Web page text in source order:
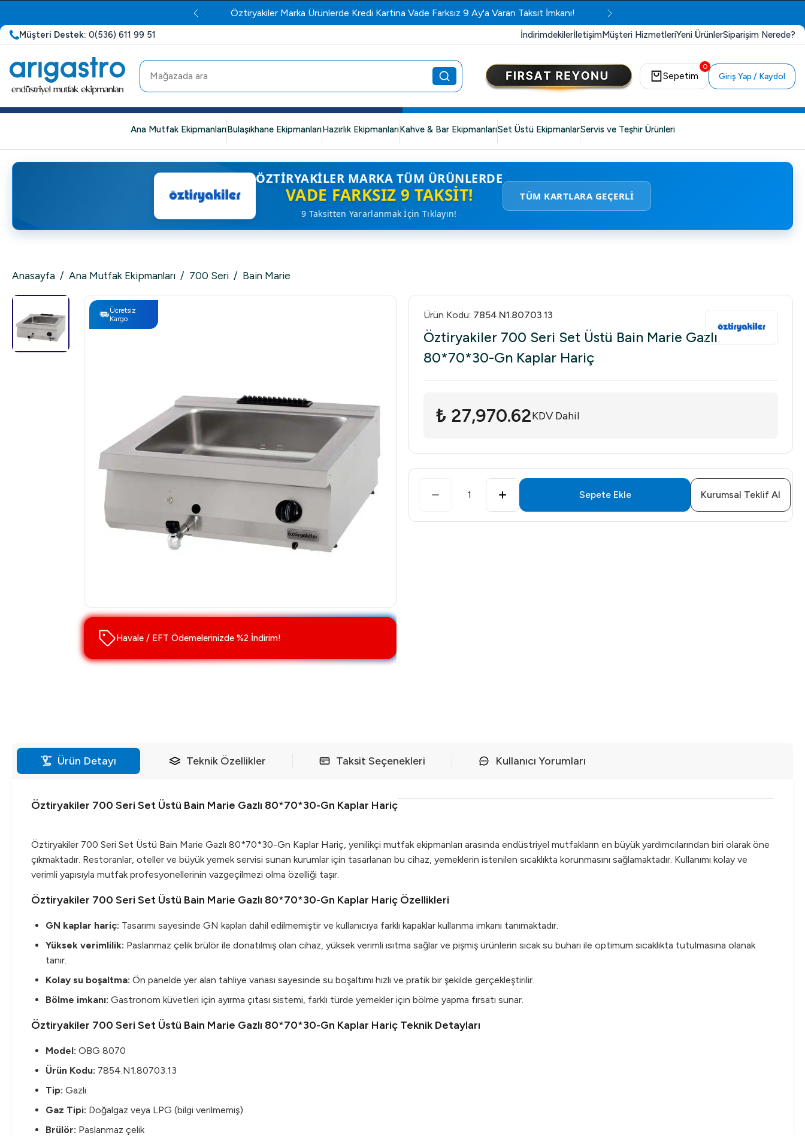
Öztiryakiler Marka Ürünlerde Kredi Kartına Vade Farksız 9 Ay'a Varan Taksit İmkanı!
Müşteri Destek: 0(536) 611 99 51 İndirimdekilerİletişimMüşteri HizmetleriYeni ÜrünlerSiparişim Nerede?
0
Sepetim Giriş Yap / Kaydol
Ana Mutfak EkipmanlarıBulaşıkhane EkipmanlarıHazırlık EkipmanlarıKahve & Bar EkipmanlarıSet Üstü EkipmanlarServis ve Teşhir Ürünleri
ÖZTIRYAKILER MARKA TÜM ÜRÜNLERDE
VADE FARKSIZ 9 TAKSIT!
9 Taksitten Yararlanmak İçin Tıklayın!
TÜM KARTLARA GEÇERLİ
Anasayfa / Ana Mutfak Ekipmanları / 700 Seri / Bain Marie
Ücretsiz
Kargo
Havale / EFT Ödemelerinizde %2 İndirim!
Ürün Kodu: 7854.N1.80703.13
Öztiryakiler 700 Seri Set Üstü Bain Marie Gazlı
80*70*30-Gn Kaplar Hariç
₺ 27,970.62KDV Dahil
1 Sepete Ekle Kurumsal Teklif Al
Ürün Detayı Teknik Özellikler Taksit Seçenekleri Kullanıcı Yorumları
Öztiryakiler 700 Seri Set Üstü Bain Marie Gazlı 80*70*30-Gn Kaplar Hariç
Öztiryakiler 700 Seri Set Üstü Bain Marie Gazlı 80*70*30-Gn Kaplar Hariç, yenilikçi mutfak ekipmanları arasında endüstriyel mutfakların en büyük yardımcılarından biri olarak öne
çıkmaktadır. Restoranlar, oteller ve büyük yemek servisi sunan kurumlar için tasarlanan bu cihaz, yemeklerin istenilen sıcaklıkta korunmasını sağlamaktadır. Kullanımı kolay ve
verimli yapısıyla mutfak profesyonellerinin vazgeçilmezi olma özelliği taşır.
Öztiryakiler 700 Seri Set Üstü Bain Marie Gazlı 80*70*30-Gn Kaplar Hariç Özellikleri
GN kaplar hariç: Tasarımı sayesinde GN kapları dahil edilmemiştir ve kullanıcıya farklı kapaklar kullanma imkanı tanımaktadır.
Yüksek verimlilik: Paslanmaz çelik brülör ile donatılmış olan cihaz, yüksek verimli ısıtma sağlar ve pişmiş ürünlerin sıcak su buharı ile optimum sıcaklıkta tutulmasına olanak
tanır.
Kolay su boşaltma: Ön panelde yer alan tahliye vanası sayesinde su boşaltımı hızlı ve pratik bir şekilde gerçekleştirilir.
Bölme imkanı: Gastronom küvetleri için ayırma çıtası sistemi, farklı türde yemekler için bölme yapma fırsatı sunar.
Öztiryakiler 700 Seri Set Üstü Bain Marie Gazlı 80*70*30-Gn Kaplar Hariç Teknik Detayları
Model: OBG 8070
Ürün Kodu: 7854.N1.80703.13
Tip: Gazlı
Gaz Tipi: Doğalgaz veya LPG (bilgi verilmemiş)
Brülör: Paslanmaz çelik